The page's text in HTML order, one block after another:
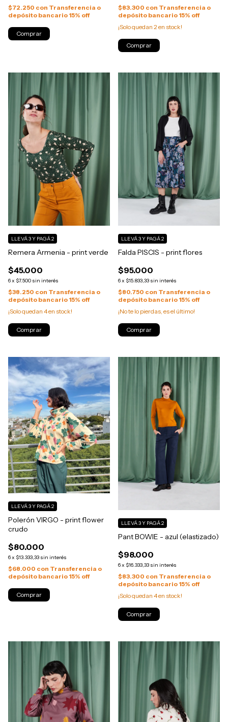
$72.250 con Transferencia o
depósito bancario 15% off
Comprar
$83.300 con Transferencia o
depósito bancario 15% off
¡Solo quedan 2 en stock!
Comprar
Remera Armenia - print verde
$45.000
6x $7.500 sin interés
LLEVÁ 3 Y PAGÁ 2
$38.250 con Transferencia o
depósito bancario 15% off
¡Solo quedan 4en stock!
Comprar
Falda PISCIS - print flores
$95.000
6x $15.833,33 sin interés
LLEVÁ 3 Y PAGÁ 2
$80.750 con Transferencia o
depósito bancario 15% off
¡No te lo pierdas, es el último!
Comprar
Polerón VIRGO - print flower
crudo
$80.000
6x $13.333,33 sin interés
LLEVÁ 3 Y PAGÁ 2
$68.000 con Transferencia o
depósito bancario 15% off
Comprar
Pant BOWIE - azul (elastizado)
$98.000
6x $16.333,33 sin interés
LLEVÁ 3 Y PAGÁ 2
$83.300 con Transferencia o
depósito bancario 15% off
¡Solo quedan 4en stock!
Comprar